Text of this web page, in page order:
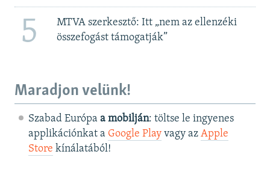
5
MTVA szerkesztő: Itt „nem az ellenzéki
összefogást támogatják”
Maradjon velünk!
Szabad Európa a mobilján: töltse le ingyenes
applikációnkat a Google Playvagy az Apple
Store kínálatából!